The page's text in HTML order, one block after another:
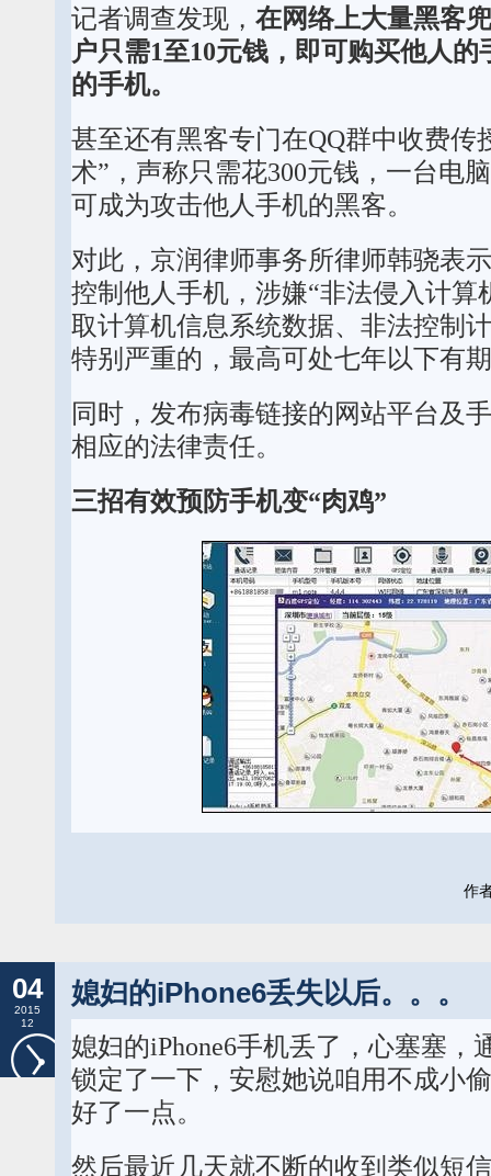
记者调查发现， 在网络上大量黑客
户只需1至10元钱，即可购买他人
的手机。
甚至还有黑客专门在QQ群中收费传
术”，声称只需花300元钱，一台电
可成为攻击他人手机的黑客。
对此，京润律师事务所律师韩骁表
控制他人手机，涉嫌“非法侵入计算
取计算机信息系统数据、非法控制
特别严重的，最高可处七年以下有
同时，发布病毒链接的网站平台及
相应的法律责任。
三招有效预防手机变“肉鸡”
作
04
2015
12
媳妇的iPhone6丢失以后。。。
媳妇的iPhone6手机丢了，心塞塞，
锁定了一下，安慰她说咱用不成小
好了一点。
然后最近几天就不断的收到类似短